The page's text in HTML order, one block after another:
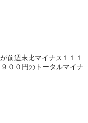
前週末比マイナス１１１
００円のトータルマイナ